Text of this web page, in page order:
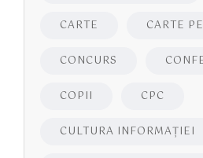
CARTE CARTE
CONCURS
COPII CPC
CULTURA INFORMAŢIEI